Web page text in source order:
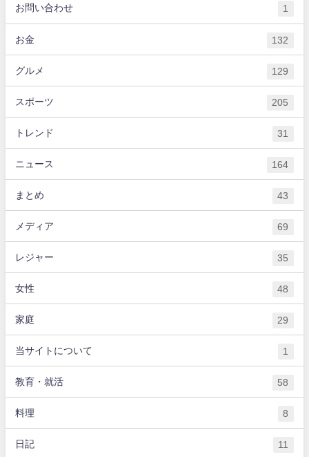
お問い合わせ 1
お金 132
グルメ 129
スポーツ 205
トレンド 31
ニュース 164
まとめ 43
メディア 69
レジャー 35
女性 48
家庭 29
当サイトについて 1
教育・就活 58
料理 8
日記 11